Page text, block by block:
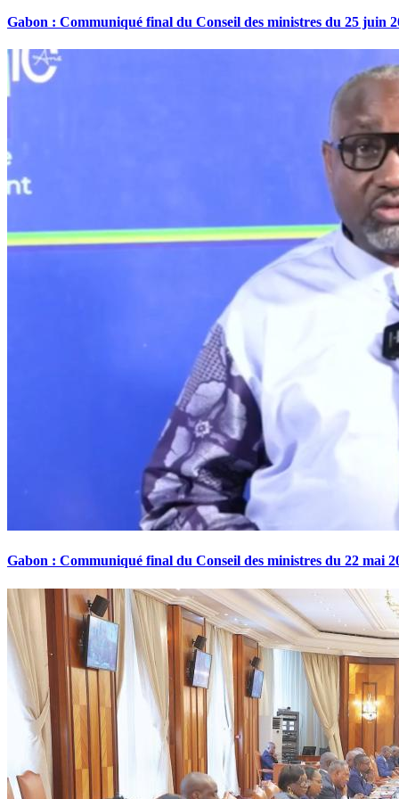
Gabon : Communiqué final du Conseil des ministres du 25 juin
Gabon : Communiqué final du Conseil des ministres du 22 mai